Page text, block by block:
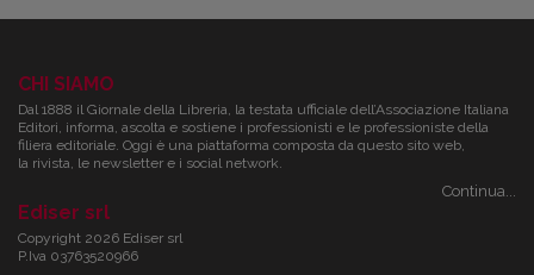
CHI SIAMO
Dal 1888 il Giornale della Libreria, la testata ufficiale dell’Associazione Italiana
Editori, informa, ascolta e sostiene i professionisti e le professioniste della
filiera editoriale. Oggi è una piattaforma composta da questo sito web,
la rivista, le newsletter e i social network.
Continua...
Ediser srl
Copyright 2026 Ediser srl
P.Iva 03763520966